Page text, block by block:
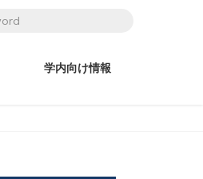
学内向け情報